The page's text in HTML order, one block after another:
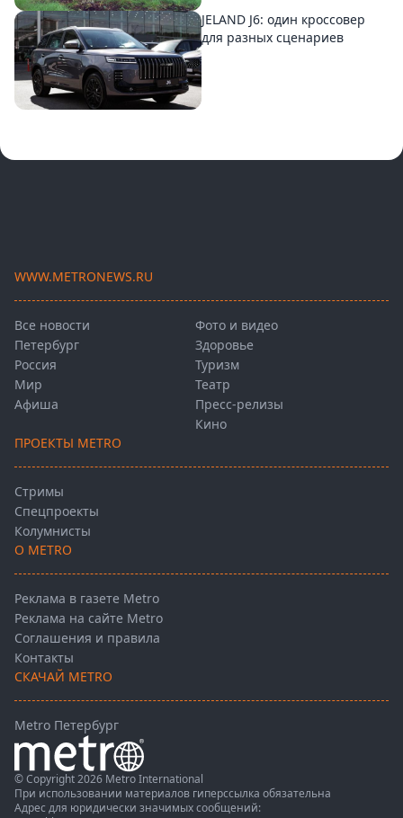
JELAND J6: один кроссовер
для разных сценариев
WWW.METRONEWS.RU
Все новости
Петербург
Россия
Мир
Афиша
Фото и видео
Здоровье
Туризм
Театр
Пресс-релизы
Кино
ПРОЕКТЫ METRO
Стримы
Спецпроекты
Колумнисты
О METRO
Реклама в газете Metro
Реклама на сайте Metro
Соглашения и правила
Контакты
СКАЧАЙ METRO
Metro Петербург
© Copyright 2026 Metro International
При использовании материалов гиперссылка обязательна
Адрес для юридически значимых сообщений: